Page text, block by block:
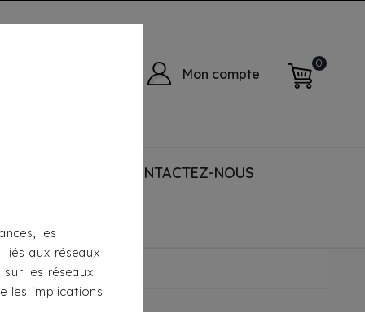
Mon compte
0
CONTACTEZ-NOUS
les
aux réseaux
les réseaux
les implications